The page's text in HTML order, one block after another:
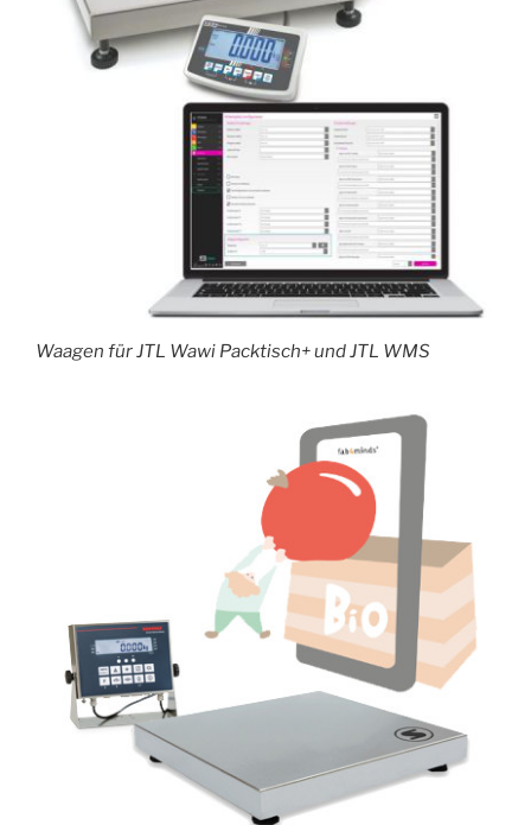
Waagen für JTL Wawi Packtisch+ und JTL WMS